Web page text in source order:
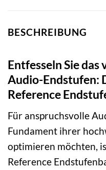
BESCHREIBUNG
Entfesseln Sie
Audio-Endstufen:
Reference
Für anspruchsvolle
Fundament ihrer
optimieren möchten,
Reference